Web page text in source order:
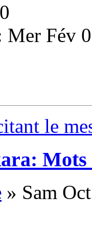
Mer Fév
le
» Sam